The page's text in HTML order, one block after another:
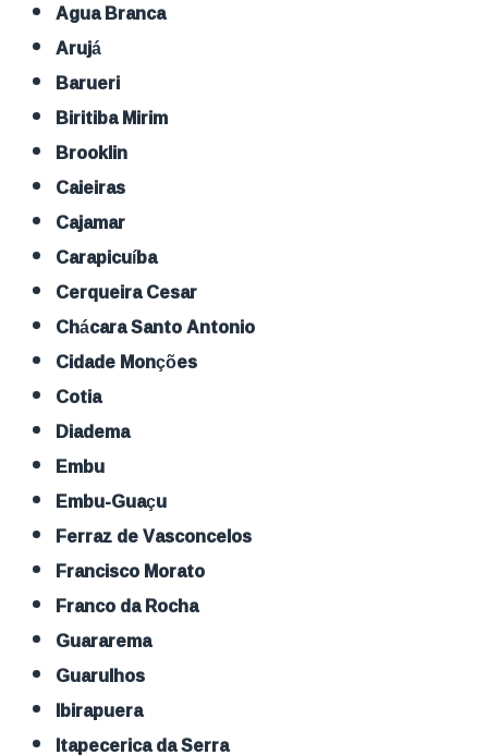
Agua Branca
Arujá
Barueri
Biritiba Mirim
Brooklin
Caieiras
Cajamar
Carapicuíba
Cerqueira Cesar
Chácara Santo Antonio
Cidade Monções
Cotia
Diadema
Embu
Embu-Guaçu
Ferraz de Vasconcelos
Francisco Morato
Franco da Rocha
Guararema
Guarulhos
Ibirapuera
Itapecerica da Serra